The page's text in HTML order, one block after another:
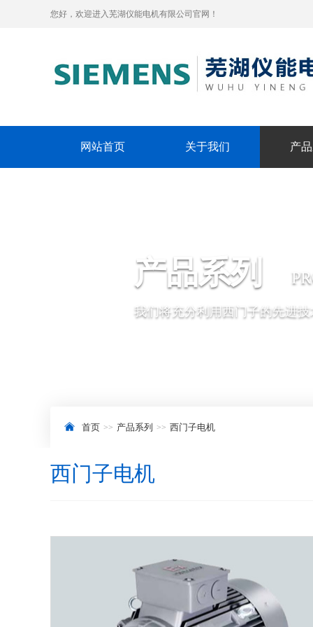
您好，欢迎进入芜湖仪能电机有限公司官网！
网站首页 关于我们 产
产品系列
我们将充分利用西门子的先进
首页 产品系列 西门子电机
西门子电机